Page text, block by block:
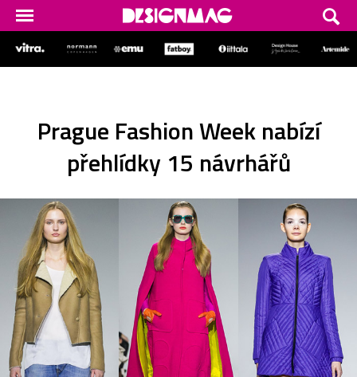
Prague Fashion Week nabízí
přehlídky 15 návrhářů